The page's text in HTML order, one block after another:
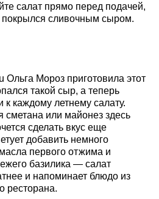
салат прямо перед подачей,
покрылся сливочным сыром.
Ольга Мороз приготовила этот
такой сыр, а теперь
к каждому летнему салату.
сметана или майонез здесь
сделать вкус еще
добавить немного
первого отжима и
базилика — салат
и напоминает блюдо из
ресторана.